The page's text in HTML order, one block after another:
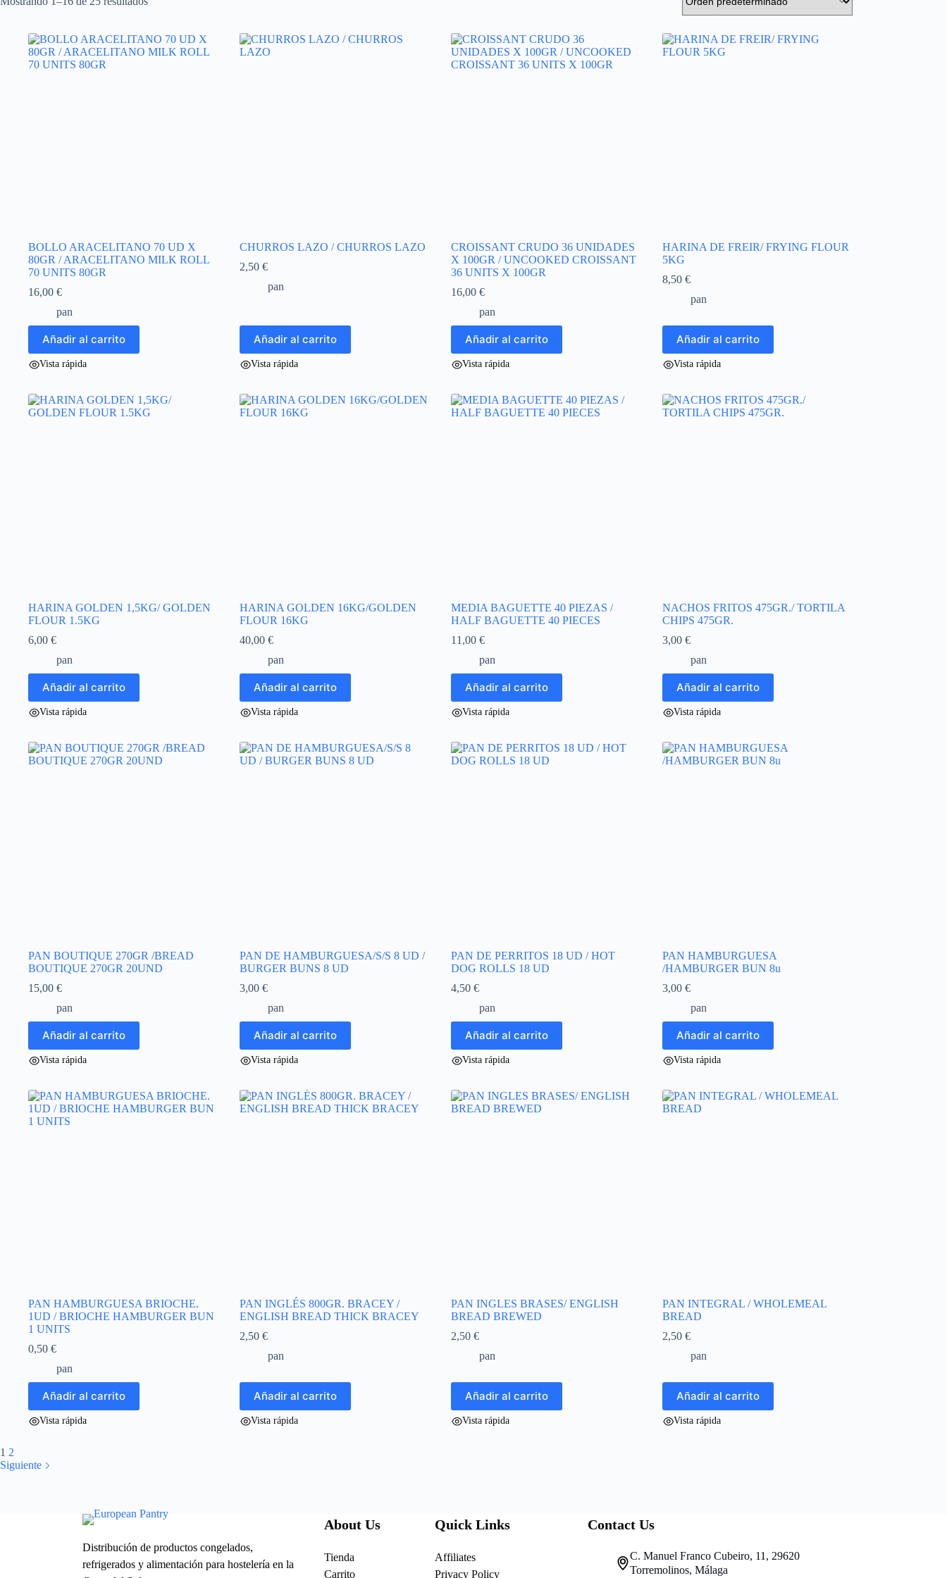
BOLLO ARACELITANO 70 UD X
80GR / ARACELITANO MILK ROLL
70 UNITS 80GR
16,00 €
pan
Añadir al carrito
Vista rápida
CHURROS LAZO / CHURROS LAZO
2,50 €
pan
Añadir al carrito
Vista rápida
CROISSANT CRUDO 36 UNIDADES
X 100GR / UNCOOKED CROISSANT
36 UNITS X 100GR
16,00 €
pan
Añadir al carrito
Vista rápida
HARINA DE FREIR/ FRYING FLOUR
5KG
8,50 €
pan
Añadir al carrito
Vista rápida
HARINA GOLDEN 1,5KG/ GOLDEN
FLOUR 1.5KG
6,00 €
pan
Añadir al carrito
Vista rápida
HARINA GOLDEN 16KG/GOLDEN
FLOUR 16KG
40,00 €
pan
Añadir al carrito
Vista rápida
MEDIA BAGUETTE 40 PIEZAS /
HALF BAGUETTE 40 PIECES
11,00 €
pan
Añadir al carrito
Vista rápida
NACHOS FRITOS 475GR./ TORTILA
CHIPS 475GR.
3,00 €
pan
Añadir al carrito
Vista rápida
PAN BOUTIQUE 270GR /BREAD
BOUTIQUE 270GR 20UND
15,00 €
pan
Añadir al carrito
Vista rápida
PAN DE HAMBURGUESA/S/S 8 UD /
BURGER BUNS 8 UD
3,00 €
pan
Añadir al carrito
Vista rápida
PAN DE PERRITOS 18 UD / HOT
DOG ROLLS 18 UD
4,50 €
pan
Añadir al carrito
Vista rápida
PAN HAMBURGUESA
/HAMBURGER BUN 8u
3,00 €
pan
Añadir al carrito
Vista rápida
PAN HAMBURGUESA BRIOCHE.
1UD / BRIOCHE HAMBURGER BUN
1 UNITS
0,50 €
pan
Añadir al carrito
Vista rápida
PAN INGLÉS 800GR. BRACEY /
ENGLISH BREAD THICK BRACEY
2,50 €
pan
Añadir al carrito
Vista rápida
PAN INGLES BRASES/ ENGLISH
BREAD BREWED
2,50 €
pan
Añadir al carrito
Vista rápida
PAN INTEGRAL / WHOLEMEAL
BREAD
2,50 €
pan
Añadir al carrito
Vista rápida
1 2
Siguiente
Distribución de productos congelados,
refrigerados y alimentación para hostelería en la
About Us
Tienda
Carrito
Quick Links
Affiliates
Privacy Policy
Contact Us
C. Manuel Franco Cubeiro, 11, 29620
Torremolinos, Málaga